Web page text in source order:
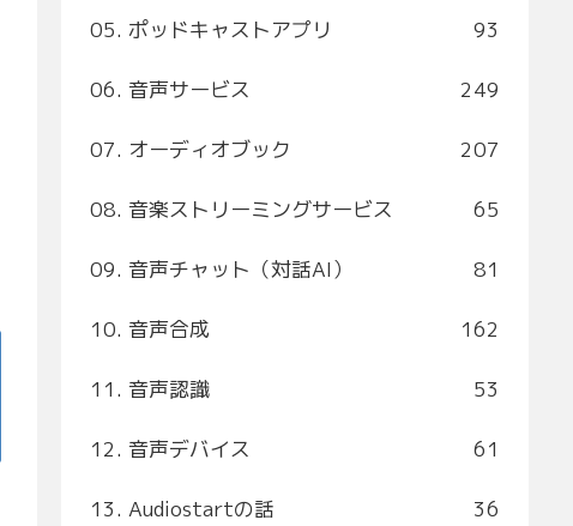
05. ポッドキャストアプリ 93
06. 音声サービス 249
07. オーディオブック 207
08. 音楽ストリーミングサービス 65
09. 音声チャット（対話AI） 81
10. 音声合成 162
11. 音声認識 53
12. 音声デバイス 61
13. Audiostartの話 36